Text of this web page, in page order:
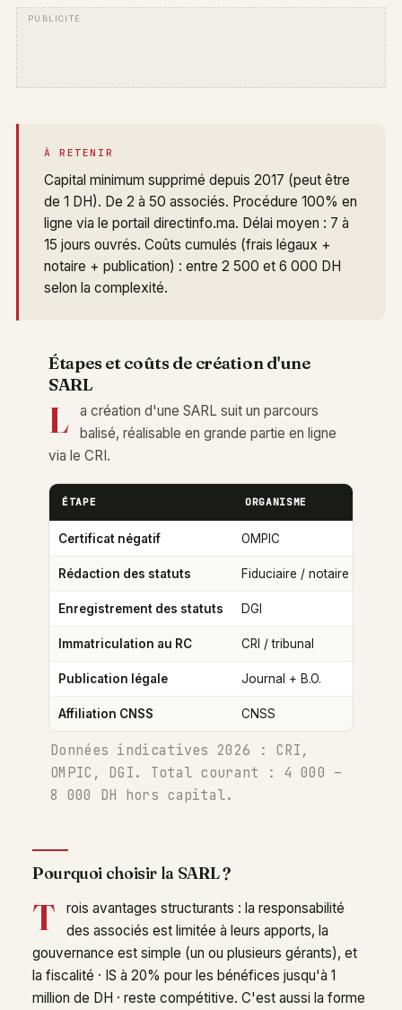
À RETENIR
Capital minimum supprimé depuis 2017 (peut être
de 1 DH). De 2 à 50 associés. Procédure 100% en
ligne via le portail directinfo.ma. Délai moyen : 7 à
15 jours ouvrés. Coûts cumulés (frais légaux +
notaire + publication) : entre 2 500 et 6 000 DH
selon la complexité.
Étapes et coûts de création d'une
SARL
L
a création d'une SARL suit un parcours
balisé, réalisable en grande partie en ligne
via le CRI.
ÉTAPE ORGANISME
Certificat négatif OMPIC
Rédaction des statuts Fiduciaire / notaire
Enregistrement des statuts DGI
Immatriculation au RC CRI / tribunal
Publication légale Journal + B.O.
Affiliation CNSS CNSS
Données indicatives 2026 : CRI,
OMPIC, DGI. Total courant : 4 000 –
8 000 DH hors capital.
Pourquoi choisir la SARL ?
T
rois avantages structurants : la responsabilité
des associés est limitée à leurs apports, la
gouvernance est simple (un ou plusieurs gérants), et
la fiscalité · IS à 20% pour les bénéfices jusqu'à 1
million de DH · reste compétitive. C'est aussi la forme